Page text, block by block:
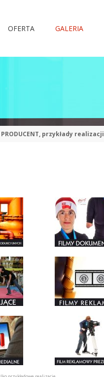
OFERTA GALERIA
przykłady realizacji